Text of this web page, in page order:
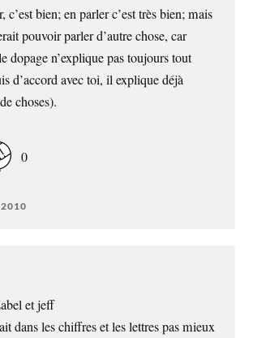
c’est bien; en parler c’est très bien; mais
pouvoir parler d’autre chose, car
dopage n’explique pas toujours tout
d’accord avec toi, il explique déjà
choses).
0
et jeff
dans les chiffres et les lettres pas mieux